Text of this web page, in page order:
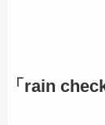
「rain check